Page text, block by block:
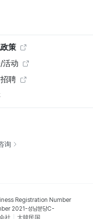
策
活动
聘
询
Registration Number
2021-성남분당C-
社 大韓民国